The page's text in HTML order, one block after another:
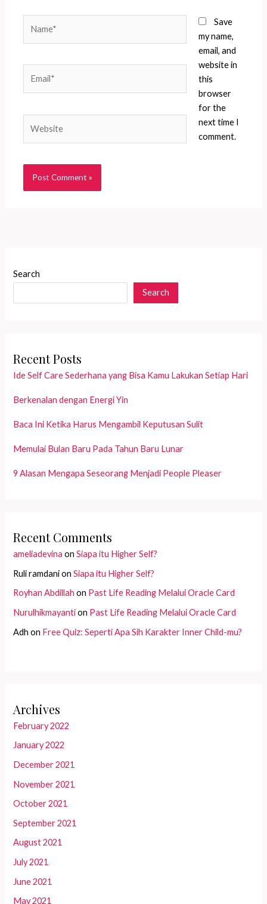
Save
my name,
email, and
website in
this
browser
for the
next time I
comment.
Search
Search
Recent Posts
Ide Self Care Sederhana yang Bisa Kamu Lakukan Setiap Hari
Berkenalan dengan Energi Yin
Baca Ini Ketika Harus Mengambil Keputusan Sulit
Memulai Bulan Baru Pada Tahun Baru Lunar
9 Alasan Mengapa Seseorang Menjadi People Pleaser
Recent Comments
ameliadevina onSiapa itu Higher Self?
Ruli ramdanionSiapa itu Higher Self?
Royhan Abdillah on Past Life Reading Melalui Oracle Card
Nurulhikmayantion Past Life Reading Melalui Oracle Card
Adh on Free Quiz: Seperti Apa Sih Karakter Inner Child-mu?
Archives
February 2022
January 2022
December 2021
November 2021
October 2021
September 2021
August 2021
July 2021
June 2021
May 2021